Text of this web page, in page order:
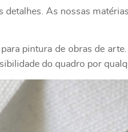
As nossas
pintura de obras de
do quadro por